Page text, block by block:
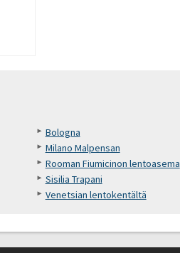
Bologna
Milano Malpensan
Rooman Fiumicinon lentoasema
Sisilia Trapani
Venetsian lentokentältä